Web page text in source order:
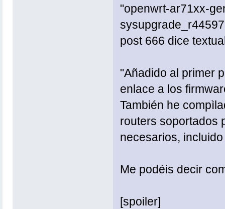
"openwrt-ar71xx-
post 666 dice
"Añadido al primer
enlace a los
También he
routers soportados
necesarios,
Me podéis decir
[spoiler]